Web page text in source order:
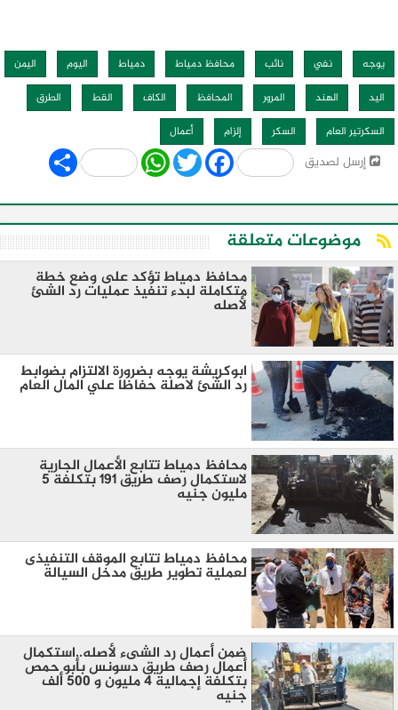
يوجه نفي نائب محافظ دمياط دمياط اليوم
اليمن
اليد
الهند المرور المحافظ الكاف القط
الطرق
السكرتير العام
السكر إلزام أعمال
إرسل لصديق Share WhatsApp
Twitter Facebook
موضوعات متعلقة
محافظ دمياط تؤكد على وضع خطة
متكاملة لبدء تنفيذ عمليات رد الشئ
لأصله
ابوكريشة يوجه بضرورة الالتزام بضوابط
رد الشئ لاصلة حفاظا علي المال العام
محافظ دمياط تتابع الأعمال الجارية
لاستكمال رصف طريق ١٩١ بتكلفة ٥
مليون جنيه
محافظ دمياط تتابع الموقف التنفيذى
لعملية تطوير طريق مدخل السيالة
ضمن أعمال رد الشىء لأصله..استكمال
أعمال رصف طريق دسونس بأبو حمص
بتكلفة إجمالية 4 مليون و 500 ألف
جنيه